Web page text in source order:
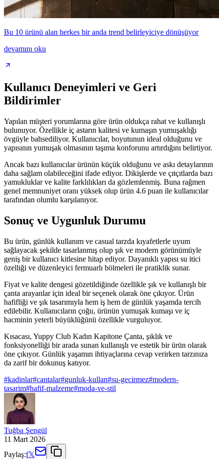
Bu 10 ürünü alan herkes bir anda trend belirleyiciye dönüşüyor
devamını oku
Kullanıcı Deneyimleri ve Geri
Bildirimler
Yapılan müşteri yorumlarına göre ürün oldukça rahat ve kullanışlı
bulunuyor. Özellikle iç astarın kalitesi ve kumaşın yumuşaklığı
övgüyle bahsediliyor. Kullanıcılar, boyutunun ideal olduğunu ve
yapısının yumuşak olmasının taşıma konforunu artırdığını belirtiyor.
Ancak bazı kullanıcılar ürünün küçük olduğunu ve askı detaylarının
daha sağlam olabileceğini ifade ediyor. Dikişlerde ve çıtçıtlarda bazı
yamukluklar ve kalite farklılıkları da gözlemlenmiş. Buna rağmen
genel memnuniyet oranı yüksek olup ürün 4.6 puan ile kullanıcılar
tarafından olumlu karşılanıyor.
Sonuç ve Uygunluk Durumu
Bu ürün, günlük kullanım ve casual tarzda kıyafetlerle uyum
sağlayacak şekilde tasarlanmış olup şık ve modern görünümüyle
geniş bir kullanıcı kitlesine hitap ediyor. Dayanıklı yapısı su itici
özelliği ve düzenleyici fermuarlı bölmeleri ile pratiklik sunar.
Fiyat ve kalite dengesi gözetildiğinde özellikle şık ve kullanışlı bir
çanta arayanlar için ideal bir seçenek olarak öne çıkıyor. Ürün
hafifliği ve şık tasarımıyla hem iş hem de günlük yaşamda tercih
edilebilir. Kullanıcıların çoğu, ürünün yumuşak kumaşı ve iç
hacminin yeterli büyüklüğünü özellikle vurguluyor.
Kısacası, Yuppy Club Kadın Kapitone Çanta, şıklık ve
fonksiyonelliği bir arada sunan kullanışlı ve estetik bir ürün olarak
öne çıkıyor. Günlük yaşamın ihtiyaçlarına cevap verirken tarzınıza
da zarif bir dokunuş katıyor.
#kadinlar#cantalar#gunluk-kullan#su-gecirmez#modern-
tasarim#hafif-malzeme#moda-ve-stil
Tuğba Şengül
11 Mart 2026
Paylaş:f𝕏